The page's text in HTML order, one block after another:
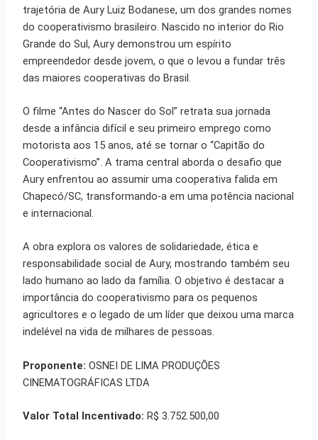
trajetória de Aury Luiz Bodanese, um dos grandes nomes
do cooperativismo brasileiro .Nascido no interior do Rio
Grande do Sul, Aury demonstrou um espírito
empreendedor desde jovem, o que o levou a fundar três
das maiores cooperativas do Brasil
O filme “Antes do Nascer do Sol” retrata sua jornada
desde a infância difícil e seu primeiro emprego como
motorista aos 15 anos, até se tornar o “Capitão do
Cooperativismo”.A trama central aborda o desafio que
Aury enfrentou ao assumir uma cooperativa falida em
Chapecó/SC, transformando-a em uma potência nacional
e internacional.
A obra explora os valores de solidariedade, ética e
responsabilidade social de Aury, mostrando também seu
lado humano ao lado da família.O objetivo é destacar a
importância do cooperativismo para os pequenos
agricultores e o legado de um líder que deixou uma marca
indelével na vida de milhares de pessoas.
Proponente: OSNEI DE LIMA PRODUÇÕES
CINEMATOGRÁFICAS LTDA
Valor Total Incentivado: R$ 3.752.500,00